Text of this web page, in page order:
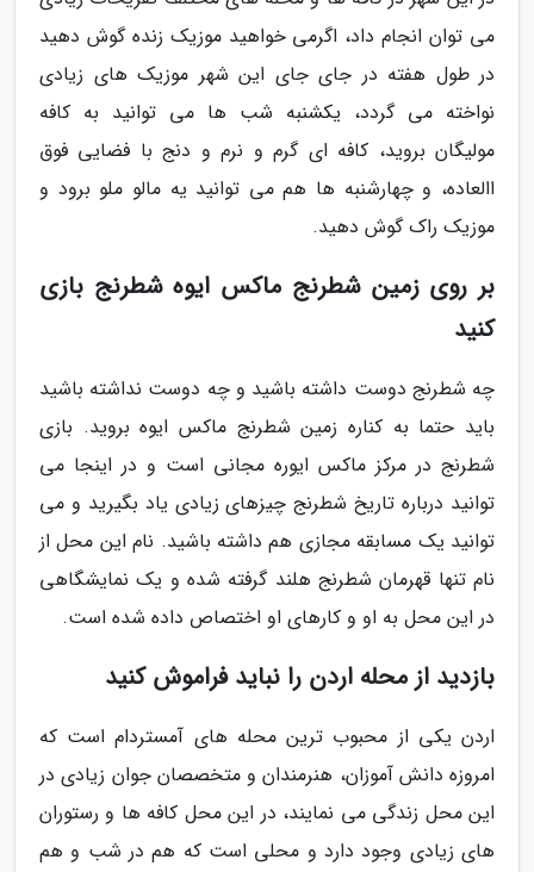
می توان انجام داد، اگرمی خواهید موزیک زنده گوش دهید
در طول هفته در جای جای این شهر موزیک های زیادی
نواخته می گردد، یکشنبه شب ها می توانید به کافه
مولیگان بروید، کافه ای گرم و نرم و دنج با فضایی فوق
االعاده، و چهارشنبه ها هم می توانید یه مالو ملو برود و
موزیک راک گوش دهید.
بر روی زمین شطرنج ماکس ایوه شطرنج بازی
کنید
چه شطرنج دوست داشته باشید و چه دوست نداشته باشید
باید حتما به کناره زمین شطرنج ماکس ایوه بروید. بازی
شطرنج در مرکز ماکس ایوره مجانی است و در اینجا می
توانید درباره تاریخ شطرنج چیزهای زیادی یاد بگیرید و می
توانید یک مسابقه مجازی هم داشته باشید. نام این محل از
نام تنها قهرمان شطرنج هلند گرفته شده و یک نمایشگاهی
در این محل به او و کارهای او اختصاص داده شده است.
بازدید از محله اردن را نباید فراموش کنید
اردن یکی از محبوب ترین محله های آمستردام است که
امروزه دانش آموزان، هنرمندان و متخصصان جوان زیادی در
این محل زندگی می نمایند، در این محل کافه ها و رستوران
های زیادی وجود دارد و محلی است که هم در شب و هم